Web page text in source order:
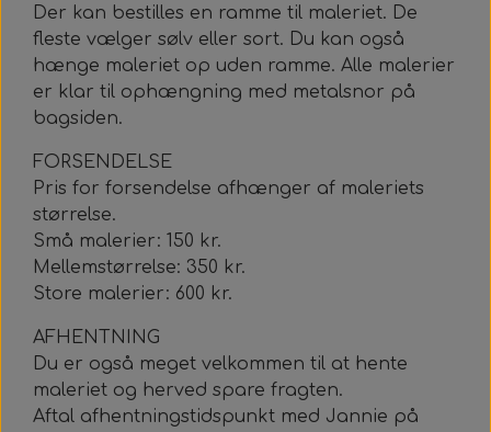
Der kan bestilles en ramme til maleriet. De
fleste vælger sølv eller sort. Du kan også
hænge maleriet op uden ramme. Alle malerier
er klar til ophængning med metalsnor på
bagsiden.
FORSENDELSE
Pris for forsendelse afhænger af maleriets
størrelse.
Små malerier: 150 kr.
Mellemstørrelse: 350 kr.
Store malerier: 600 kr.
AFHENTNING
Du er også meget velkommen til at hente
maleriet og herved spare fragten.
Aftal afhentningstidspunkt med Jannie på